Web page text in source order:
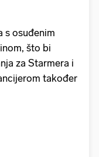
s osuđenim
što bi
za Starmera i
također